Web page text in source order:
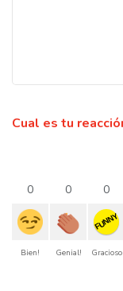
Cual es tu
0
Bien!
0
Genial!
0
FUNNY
Gracioso